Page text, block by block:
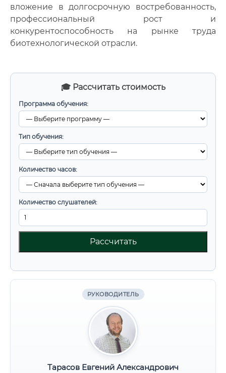
🎓 Рассчитать стоимость
Программа обучения:
Тип обучения:
Количество часов:
Количество слушателей:
Рассчитать
РУКОВОДИТЕЛЬ
Тарасов Евгений Александрович
вложение в долгосрочную востребованность,
профессиональный рост и
конкурентоспособность на рынке труда
биотехнологической отрасли.